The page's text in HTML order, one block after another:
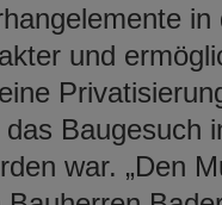
in
und
Baugesuch
war. „Den